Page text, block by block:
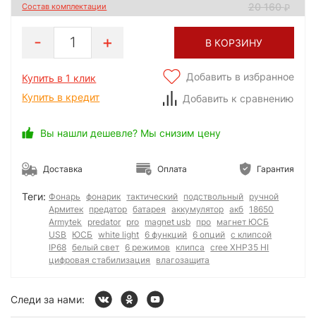
Состав комплектации 20 160
1 В КОРЗИНУ
Купить в 1 клик
Купить в кредит
Добавить в избранное
Добавить к сравнению
Вы нашли дешевле? Мы снизим цену
Доставка Оплата Гарантия
Теги: Фонарь фонарик тактический подствольный ручной
Армитек предатор батарея аккумулятор акб 18650
Armytek
predator pro magnet usb про магнет ЮСБ
USB
ЮСБ white light 6 функций 6 опций с клипсой
IP68 белый свет 6 режимов клипса
cree XHP35 HI
цифровая стабилизация
влагозащита
Следи за нами: